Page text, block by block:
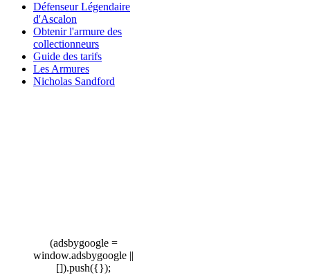
Défenseur Légendaire
d'Ascalon
Obtenir l'armure des
collectionneurs
Guide des tarifs
Les Armures
Nicholas Sandford
(adsbygoogle =
window.adsbygoogle ||
[]).push({});